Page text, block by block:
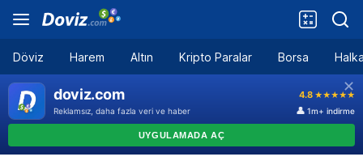
Döviz Harem Altın Kripto Paralar Borsa